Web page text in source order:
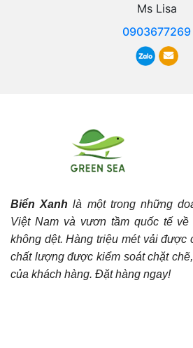
Ms Lisa
0903677269
Biển Xanhlà một trong những
Việt Nam và vươn tầm quốc tế
không dệt. Hàng triệu mét vải được
chất lượng được kiểm soát chặt
của khách hàng. Đặt hàng ngay!